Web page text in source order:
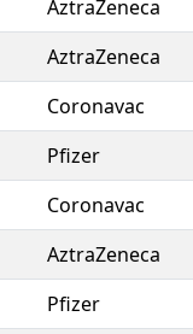
AztraZeneca
AztraZeneca
Coronavac
Pfizer
Coronavac
AztraZeneca
Pfizer